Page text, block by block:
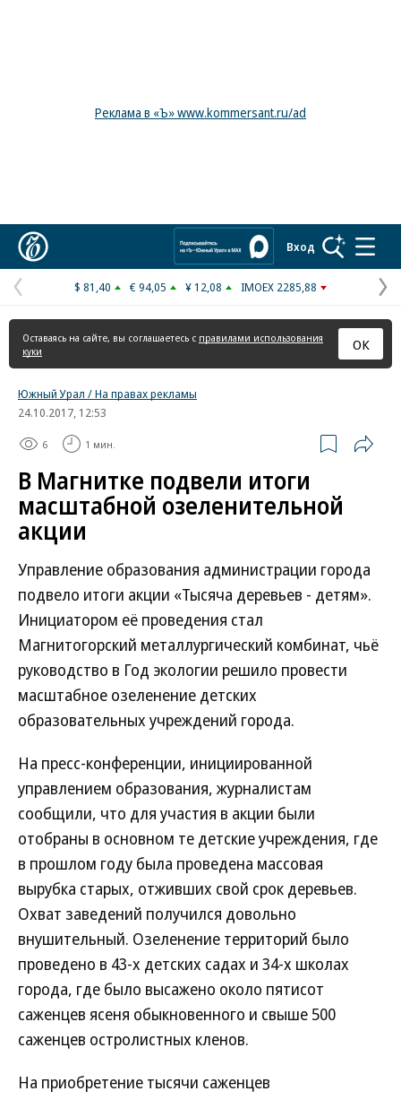
Реклама в «Ъ» www.kommersant.ru/ad
Вход
Предыдущая
страница
$ 81,40 € 94,05 ¥ 12,08 IMOEX 2285,88
Оставаясь на сайте, вы соглашаетесь с правилами использования
куки
ОК
Южный Урал / На правах рекламы
24.10.2017, 12:53
6 1 мин.
В Магнитке подвели итоги
масштабной озеленительной
акции
Управление образования администрации города
подвело итоги акции «Тысяча деревьев - детям».
Инициатором её проведения стал
Магнитогорский металлургический комбинат, чьё
руководство в Год экологии решило провести
масштабное озеленение детских
образовательных учреждений города.
На пресс-конференции, инициированной
управлением образования, журналистам
сообщили, что для участия в акции были
отобраны в основном те детские учреждения, где
в прошлом году была проведена массовая
вырубка старых, отживших свой срок деревьев.
Охват заведений получился довольно
внушительный. Озеленение территорий было
проведено в 43-х детских садах и 34-х школах
города, где было высажено около пятисот
саженцев ясеня обыкновенного и свыше 500
саженцев остролистных кленов.
На приобретение тысячи саженцев